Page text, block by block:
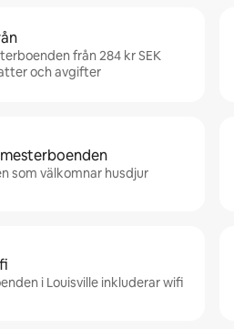
från 284 kr SEK
och avgifter
som välkomnar husdjur
i Louisville inkluderar wifi